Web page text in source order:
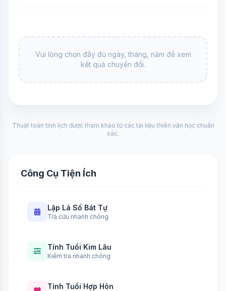
Vui lòng chọn đầy đủ ngày, tháng, năm để xem
kết quả chuyển đổi.
Thuật toán tính lịch được tham khảo từ các tài liệu thiên văn học chuẩn
xác.
Công Cụ Tiện Ích
Lập Lá Số Bát Tự
Tra cứu nhanh chóng
Tính Tuổi Kim Lâu
Kiểm tra nhanh chóng
Tính Tuổi Hợp Hôn